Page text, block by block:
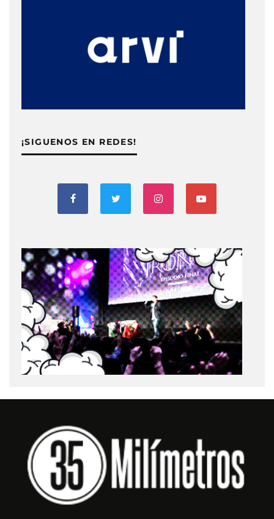
¡SIGUENOS EN REDES!